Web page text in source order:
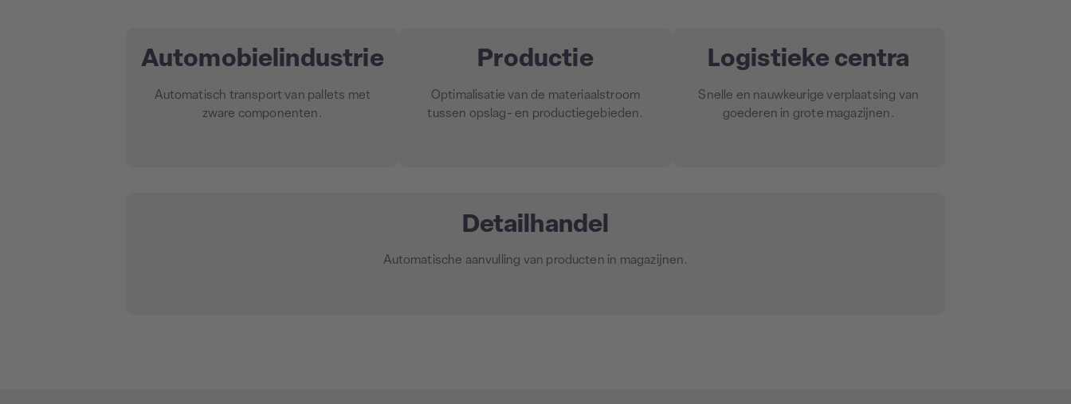
Automobielindustrie
Automatisch transport van pallets met
zware componenten.
Productie
Optimalisatie van de materiaalstroom
tussen opslag- en productiegebieden.
Logistieke centra
Snelle en nauwkeurige verplaatsing van
goederen in grote magazijnen.
Detailhandel
Automatische aanvulling van producten in magazijnen.